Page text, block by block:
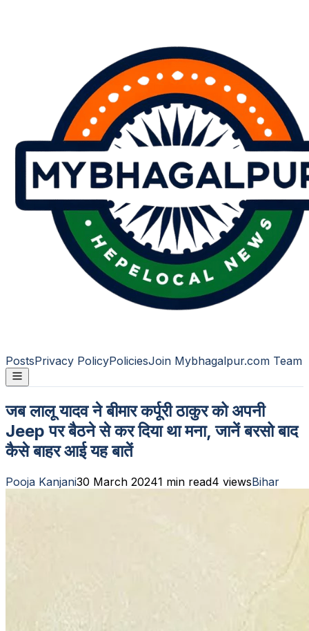
PostsPrivacy PolicyPoliciesJoin Mybhagalpur.com Team
जब लालू यादव ने बीमार कर्पूरी ठाकुर को अपनी
Jeep पर बैठने से कर दिया था मना, जानें बरसो बाद
कैसे बाहर आई यह बातें
Pooja Kanjani30 March 20241 min read4 viewsBihar